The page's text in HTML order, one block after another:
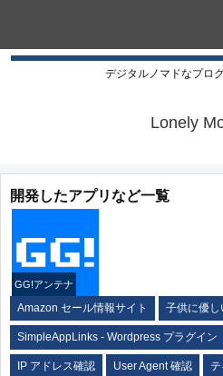
デジタルノマドなプロ
Lonely
開発したアプリなど一覧
GG!アンテナ
Amazon セール情報サイト 子供に優し
SimpleAppLinks - Wordpress プラグイン
IP アドレス確認 User Agent 確認